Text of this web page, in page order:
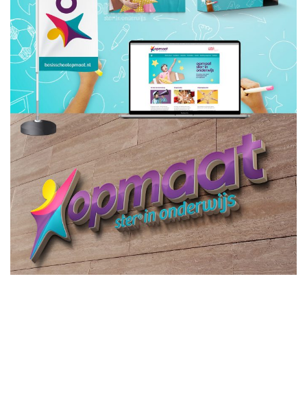
Contactjo.
Noordhavenpoort 5
2152 HC Nieuw-Vennep
0252 - 68 44 33
06 - 555 82 060
Einfo@joconcepts.nl
twitterfacebook
linkedininstagram